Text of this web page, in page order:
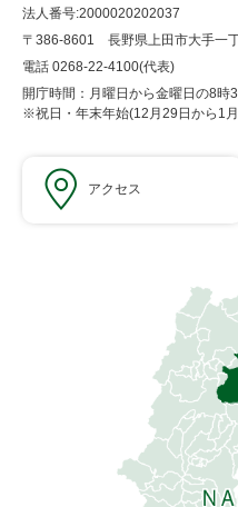
法人番号:2000020202037
〒386-8601 長野県上田市大手一
電話 0268-22-4100(代表)
開庁時間：月曜日から金曜日の8時
※祝日・年末年始(12月29日から1
アクセス